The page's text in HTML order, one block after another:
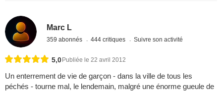
Marc L
359 abonnés 444 critiques Suivre son activité
5,0 Publiée le 22 avril 2012
Un enterrement de vie de garçon - dans la ville de tous les
péchés - tourne mal, le lendemain, malgré une énorme gueule de